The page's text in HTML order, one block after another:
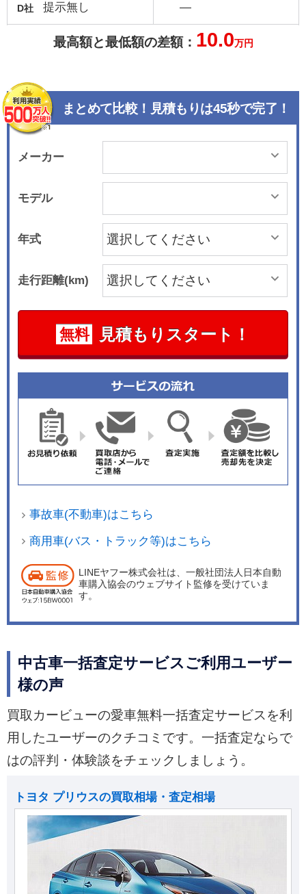
D社 提示無し ―
最高額と最低額の差額： 10.0万円
まとめて比較！見積もりは45秒で完了！
メーカー
モデル
年式
走行距離(km)
無料 見積もりスタート！
事故車(不動車)はこちら
商用車(バス・トラック等)はこちら
LINEヤフー株式会社は、一般社団法人日本自動
車購入協会のウェブサイト監修を受けていま
す。
中古車一括査定サービスご利用ユーザー
様の声
買取カービューの愛車無料一括査定サービスを利
用したユーザーのクチコミです。一括査定ならで
はの評判・体験談をチェックしましょう。
トヨタ プリウスの買取相場・査定相場